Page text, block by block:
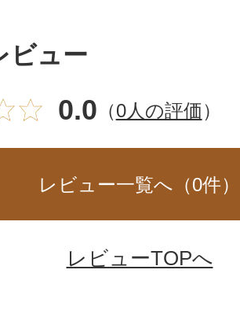
ビュー
0.0 （0人の評価）
レビュー一覧へ（0件）
レビューTOPへ